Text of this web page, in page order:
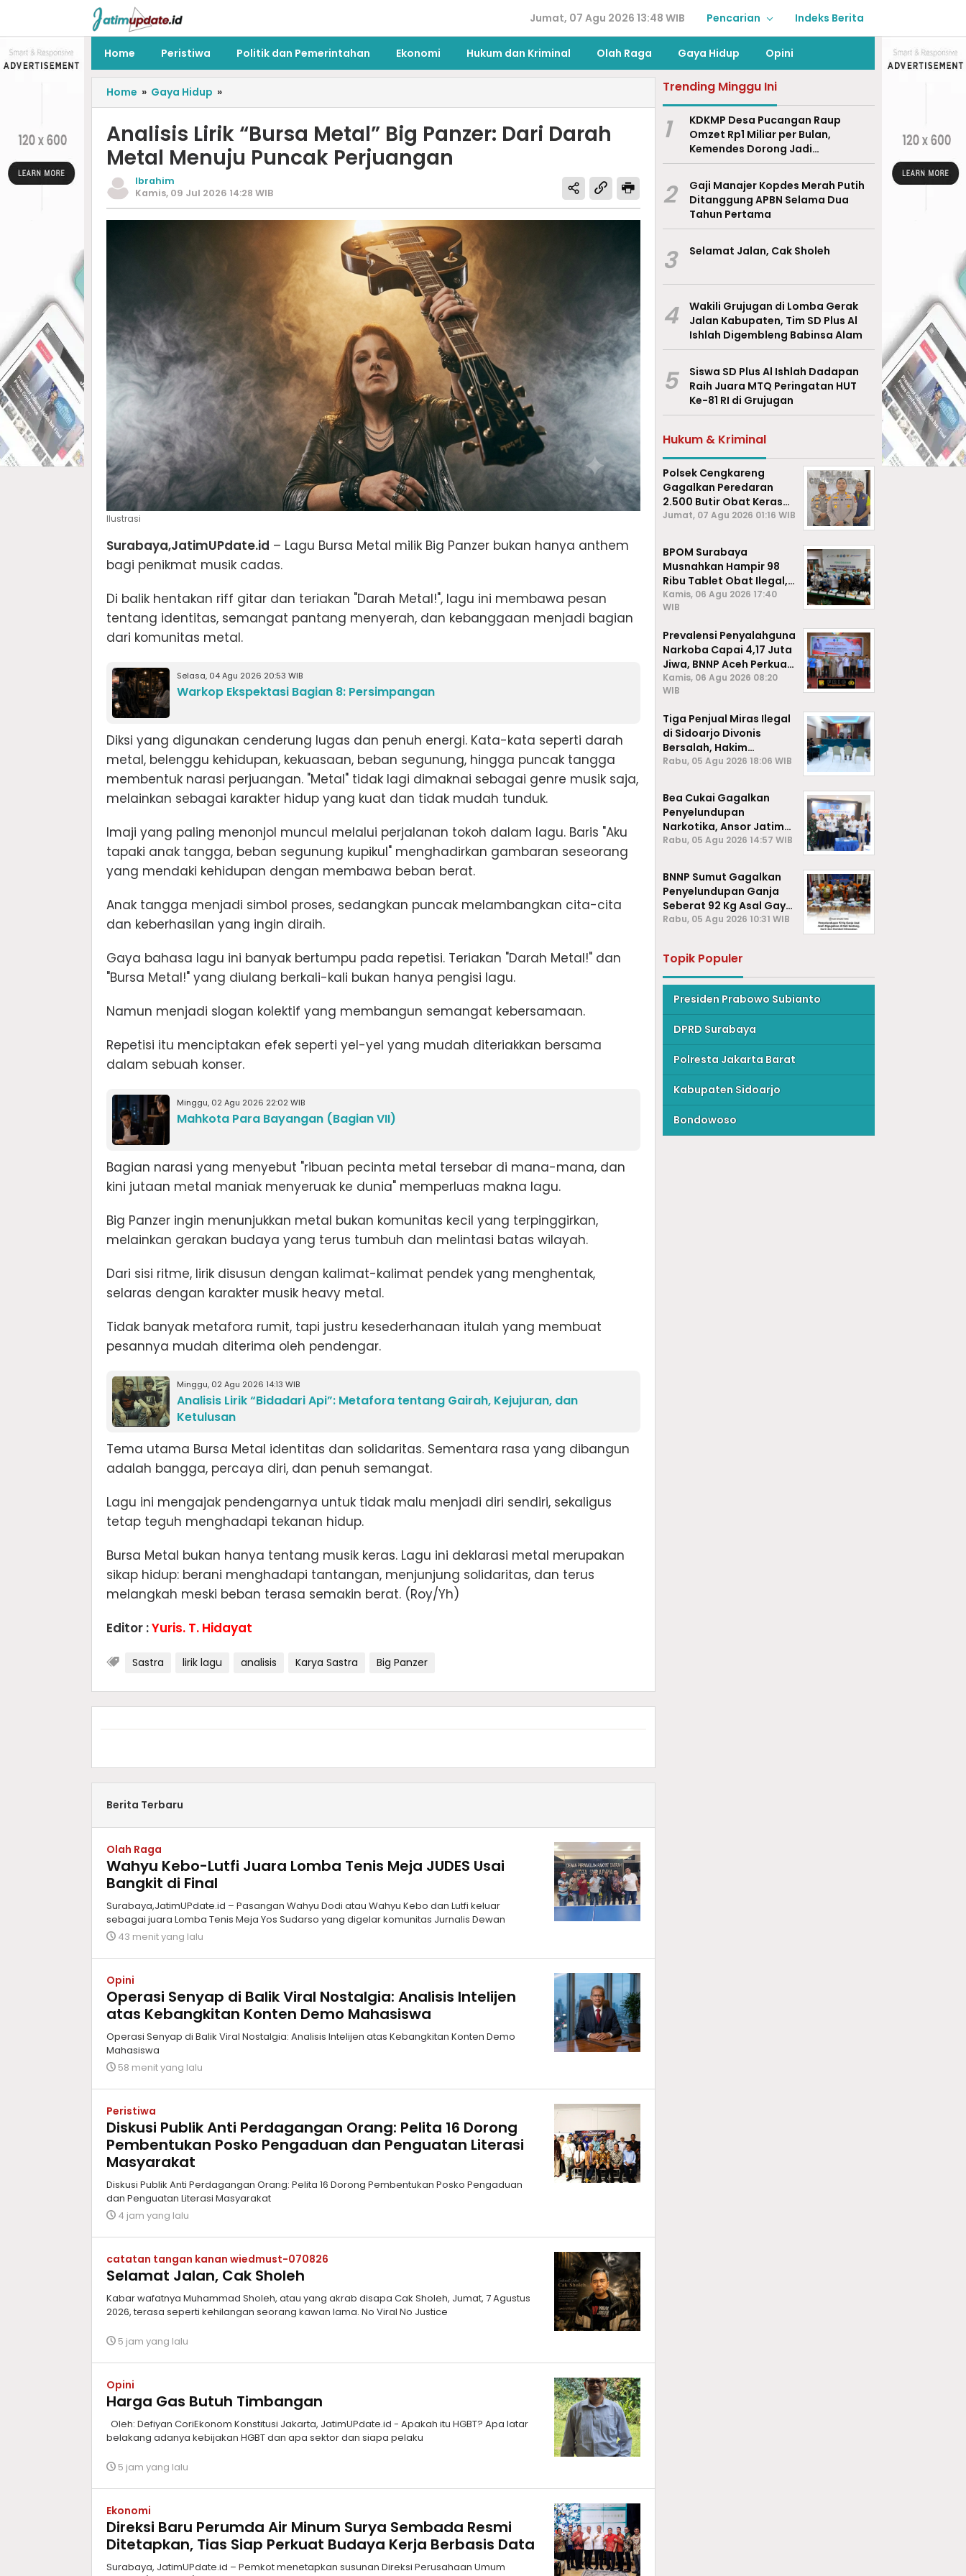
Jumat, 07 Agu 2026 13:48 WIB Pencarian Indeks Berita
Home Peristiwa Politik dan Pemerintahan Ekonomi Hukum dan Kriminal Olah Raga Gaya Hidup Opini
Home » Gaya Hidup »
Analisis Lirik “Bursa Metal” Big Panzer: Dari Darah
Metal Menuju Puncak Perjuangan
Ibrahim
Kamis, 09 Jul 2026 14:28 WIB
Ilustrasi
Surabaya,JatimUPdate.id – Lagu Bursa Metal milik Big Panzer bukan hanya anthem
bagi penikmat musik cadas.
Di balik hentakan riff gitar dan teriakan "Darah Metal!", lagu ini membawa pesan
tentang identitas, semangat pantang menyerah, dan kebanggaan menjadi bagian
dari komunitas metal.
Selasa, 04 Agu 2026 20:53 WIB
Warkop Ekspektasi Bagian 8: Persimpangan
Diksi yang digunakan cenderung lugas dan penuh energi. Kata-kata seperti darah
metal, belenggu kehidupan, kekuasaan, beban segunung, hingga puncak tangga
membentuk narasi perjuangan. "Metal" tidak lagi dimaknai sebagai genre musik saja,
melainkan sebagai karakter hidup yang kuat dan tidak mudah tunduk.
Imaji yang paling menonjol muncul melalui perjalanan tokoh dalam lagu. Baris "Aku
tapaki anak tangga, beban segunung kupikul" menghadirkan gambaran seseorang
yang mendaki kehidupan dengan membawa beban berat.
Anak tangga menjadi simbol proses, sedangkan puncak melambangkan cita-cita
dan keberhasilan yang ingin diraih.
Gaya bahasa lagu ini banyak bertumpu pada repetisi. Teriakan "Darah Metal!" dan
"Bursa Metal!" yang diulang berkali-kali bukan hanya pengisi lagu.
Namun menjadi slogan kolektif yang membangun semangat kebersamaan.
Repetisi itu menciptakan efek seperti yel-yel yang mudah diteriakkan bersama
dalam sebuah konser.
Minggu, 02 Agu 2026 22:02 WIB
Mahkota Para Bayangan (Bagian VII)
Bagian narasi yang menyebut "ribuan pecinta metal tersebar di mana-mana, dan
kini jutaan metal maniak menyeruak ke dunia" memperluas makna lagu.
Big Panzer ingin menunjukkan metal bukan komunitas kecil yang terpinggirkan,
melainkan gerakan budaya yang terus tumbuh dan melintasi batas wilayah.
Dari sisi ritme, lirik disusun dengan kalimat-kalimat pendek yang menghentak,
selaras dengan karakter musik heavy metal.
Tidak banyak metafora rumit, tapi justru kesederhanaan itulah yang membuat
pesannya mudah diterima oleh pendengar.
Minggu, 02 Agu 2026 14:13 WIB
Analisis Lirik “Bidadari Api”: Metafora tentang Gairah, Kejujuran, dan
Ketulusan
Tema utama Bursa Metal identitas dan solidaritas. Sementara rasa yang dibangun
adalah bangga, percaya diri, dan penuh semangat.
Lagu ini mengajak pendengarnya untuk tidak malu menjadi diri sendiri, sekaligus
tetap teguh menghadapi tekanan hidup.
Bursa Metal bukan hanya tentang musik keras. Lagu ini deklarasi metal merupakan
sikap hidup: berani menghadapi tantangan, menjunjung solidaritas, dan terus
melangkah meski beban terasa semakin berat. (Roy/Yh)
Editor :Yuris. T. Hidayat
Sastra lirik lagu analisis Karya Sastra Big Panzer
Berita Terbaru
Olah Raga
Wahyu Kebo-Lutfi Juara Lomba Tenis Meja JUDES Usai
Bangkit di Final
Surabaya,JatimUPdate.id – Pasangan Wahyu Dodi atau Wahyu Kebo dan Lutfi keluar
sebagai juara Lomba Tenis Meja Yos Sudarso yang digelar komunitas Jurnalis Dewan
43 menit yang lalu
Opini
Operasi Senyap di Balik Viral Nostalgia: Analisis Intelijen
atas Kebangkitan Konten Demo Mahasiswa
Operasi Senyap di Balik Viral Nostalgia: Analisis Intelijen atas Kebangkitan Konten Demo
Mahasiswa
58 menit yang lalu
Peristiwa
Diskusi Publik Anti Perdagangan Orang: Pelita 16 Dorong
Pembentukan Posko Pengaduan dan Penguatan Literasi
Masyarakat
Diskusi Publik Anti Perdagangan Orang: Pelita 16 Dorong Pembentukan Posko Pengaduan
dan Penguatan Literasi Masyarakat
4 jam yang lalu
catatan tangan kanan wiedmust-070826
Selamat Jalan, Cak Sholeh
Kabar wafatnya Muhammad Sholeh, atau yang akrab disapa Cak Sholeh, Jumat, 7 Agustus
2026, terasa seperti kehilangan seorang kawan lama. No Viral No Justice
5 jam yang lalu
Opini
Harga Gas Butuh Timbangan
Oleh: Defiyan CoriEkonom Konstitusi Jakarta, JatimUPdate.id - Apakah itu HGBT? Apa latar
belakang adanya kebijakan HGBT dan apa sektor dan siapa pelaku
5 jam yang lalu
Ekonomi
Direksi Baru Perumda Air Minum Surya Sembada Resmi
Ditetapkan, Tias Siap Perkuat Budaya Kerja Berbasis Data
Surabaya, JatimUPdate.id – Pemkot menetapkan susunan Direksi Perusahaan Umum
Trending Minggu Ini
1
KDKMP Desa Pucangan Raup
Omzet Rp1 Miliar per Bulan,
Kemendes Dorong Jadi
Percontohan Nasional
2
Gaji Manajer Kopdes Merah Putih
Ditanggung APBN Selama Dua
Tahun Pertama
3 Selamat Jalan, Cak Sholeh
4
Wakili Grujugan di Lomba Gerak
Jalan Kabupaten, Tim SD Plus Al
Ishlah Digembleng Babinsa Alam
5
Siswa SD Plus Al Ishlah Dadapan
Raih Juara MTQ Peringatan HUT
Ke-81 RI di Grujugan
Hukum & Kriminal
Polsek Cengkareng
Gagalkan Peredaran
2.500 Butir Obat Keras
Daftar G, Satu Pengedar
Jumat, 07 Agu 2026 01:16 WIB
BPOM Surabaya
Musnahkan Hampir 98
Ribu Tablet Obat Ilegal,
Cegah Penyalahgunaan
di Kalangan Pelajar
Kamis, 06 Agu 2026 17:40
WIB
Prevalensi Penyalahguna
Narkoba Capai 4,17 Juta
Jiwa, BNNP Aceh Perkuat
P4GN di Subulussalam
Kamis, 06 Agu 2026 08:20
WIB
Tiga Penjual Miras Ilegal
di Sidoarjo Divonis
Bersalah, Hakim
Jatuhkan Denda hingga
Rabu, 05 Agu 2026 18:06 WIB
Bea Cukai Gagalkan
Penyelundupan
Narkotika, Ansor Jatim
Negara Tak Kalah dari
Rabu, 05 Agu 2026 14:57 WIB
BNNP Sumut Gagalkan
Penyelundupan Ganja
Seberat 92 Kg Asal Gayo
Lues, Aceh.
Rabu, 05 Agu 2026 10:31 WIB
Topik Populer
Presiden Prabowo Subianto
DPRD Surabaya
Polresta Jakarta Barat
Kabupaten Sidoarjo
Bondowoso